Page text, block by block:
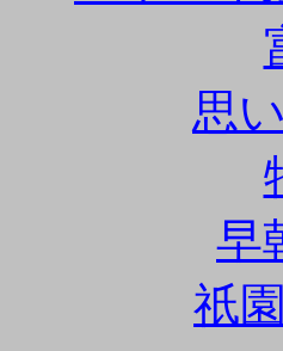
思
早
祇